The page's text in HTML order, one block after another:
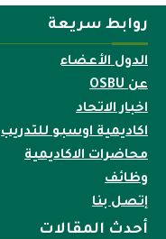
روابط سريعة
الدول الأعضاء
عن OSBU
اخبار الاتحاد
اكاديمية اوسبو للتدريب
محاضرات الاكاديمية
وظائف
إتصل بنا
أحدث المقالات